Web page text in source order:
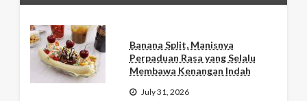
Banana Split, Manisnya
Perpaduan Rasa yang Selalu
Membawa Kenangan Indah
July 31, 2026